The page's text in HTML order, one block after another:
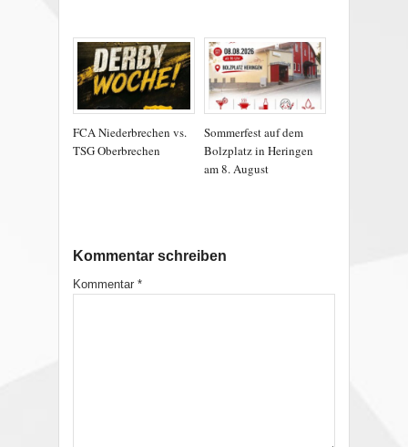
FCA Niederbrechen vs.
TSG Oberbrechen
Sommerfest auf dem
Bolzplatz in Heringen
am 8. August
Kommentar schreiben
Kommentar *